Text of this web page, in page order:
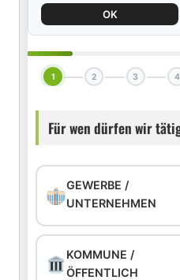
OK
1 2 3 4
Für wen dürfen wir
GEWERBE /
UNTERNEHMEN
KOMMUNE /
ÖFFENTLICH